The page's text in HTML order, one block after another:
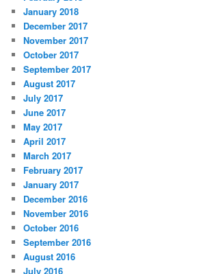
January 2018
December 2017
November 2017
October 2017
September 2017
August 2017
July 2017
June 2017
May 2017
April 2017
March 2017
February 2017
January 2017
December 2016
November 2016
October 2016
September 2016
August 2016
July 2016